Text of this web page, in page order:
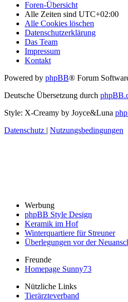
Foren-Übersicht
Alle Zeiten sind UTC+02:00
Alle Cookies löschen
Datenschutzerklärung
Das Team
Impressum
Kontakt
Powered by phpBB® Forum
Deutsche Übersetzung durch
Style: X-Creamy by Joyce&Luna
Datenschutz | Nutzungsbedingungen
Werbung
phpBB Style Design
Keramik im Hof
Winterquartiere für Streuner
Überlegungen vor der
Freunde
Homepage Sunny73
Nützliche Links
Tierärzteverband